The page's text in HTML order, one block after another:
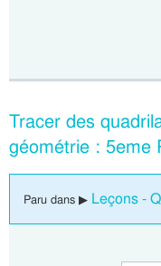
Tracer des
géométrie : 5eme
Paru dans ▶ Leçons -